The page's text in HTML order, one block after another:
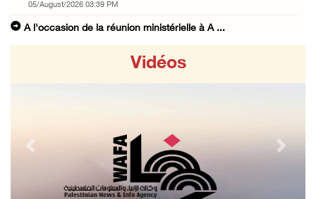
05/August/2026 03:39 PM
A l'occasion de la réunion ministérielle à A ...
05/August/2026 02:48 PM
Le gouverneur de Jénine informe le représent ...
05/August/2026 02:13 PM
Vidéos
Previous Next